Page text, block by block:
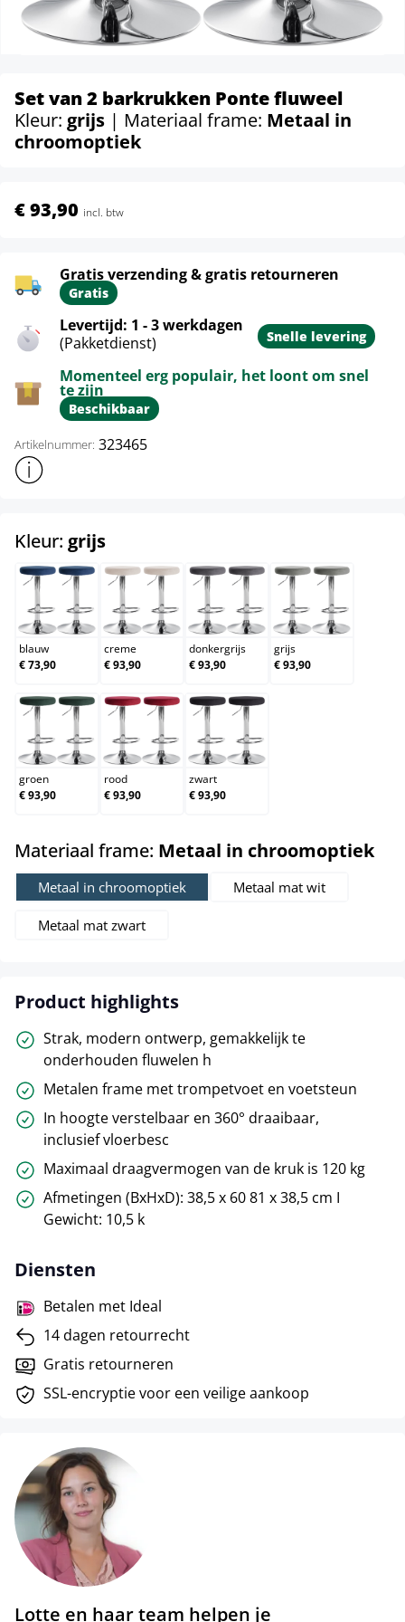
Set van 2 barkrukken Ponte fluweel
Kleur: grijs | Materiaal frame: Metaal in
chroomoptiek
€ 93,90 incl. btw
Gratis verzending & gratis retourneren
Gratis
Levertijd: 1 - 3 werkdagen
(Pakketdienst)
Snelle levering
Momenteel erg populair, het loont om snel
te zijn
Beschikbaar
Artikelnummer: 323465
Toon meer productinformatie
Kleur: grijsselect
blauw
blauw
€ 73,90
creme
creme
€ 93,90
donkergrijs
donkergrijs
€ 93,90
grijs
grijs
€ 93,90
groen
groen
€ 93,90
rood
rood
€ 93,90
zwart
zwart
€ 93,90
Materiaal frame: Metaal in chroomoptiek
Metaal in chroomoptiek Metaal mat wit
Metaal mat zwart
Product highlights
Strak, modern ontwerp, gemakkelijk te
onderhouden fluwelen h
Metalen frame met trompetvoet en voetsteun
In hoogte verstelbaar en 360° draaibaar,
inclusief vloerbesc
Maximaal draagvermogen van de kruk is 120 kg
Afmetingen (BxHxD): 38,5 x 60 81 x 38,5 cm I
Gewicht: 10,5 k
Diensten
Betalen met Ideal
14 dagen retourrecht
Gratis retourneren
SSL-encryptie voor een veilige aankoop
Lotte en haar team helpen je